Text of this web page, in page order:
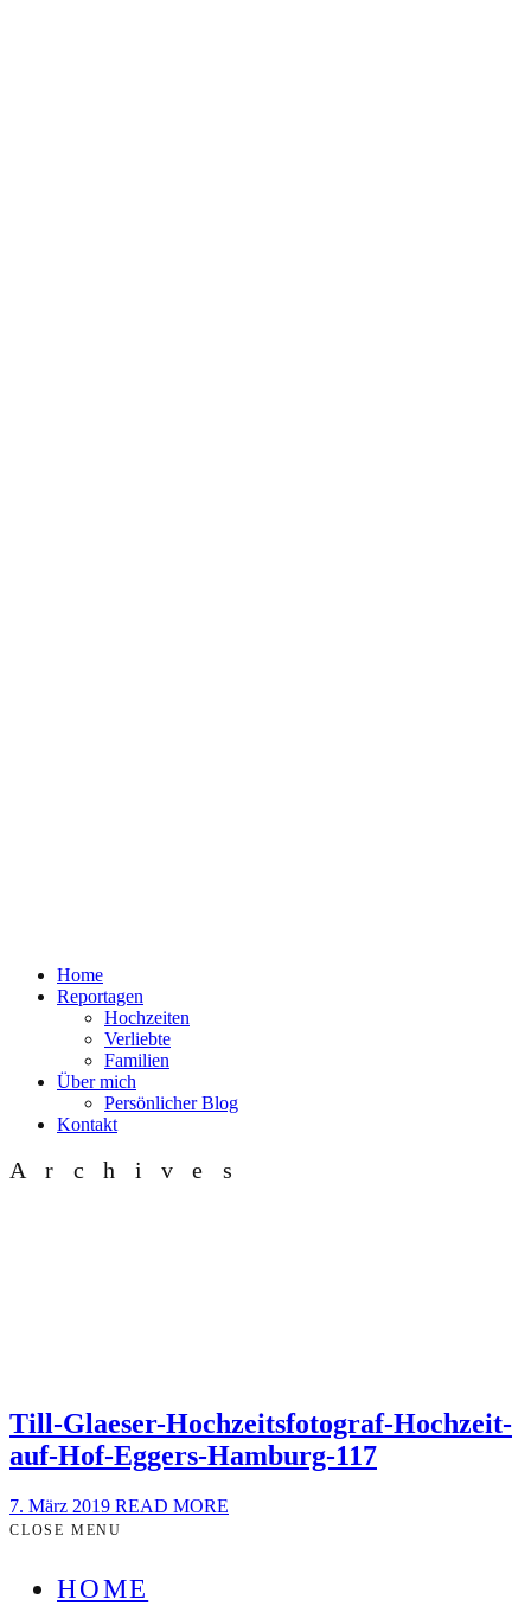
Home
Reportagen
Hochzeiten
Verliebte
Familien
Über mich
Persönlicher Blog
Kontakt
Archives
Till-Glaeser-Hochzeitsfotograf-Hochzeit-
auf-Hof-Eggers-Hamburg-117
7. März 2019 READ MORE
CLOSE MENU
HOME